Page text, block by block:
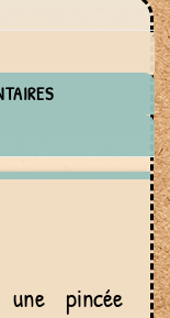
pincée